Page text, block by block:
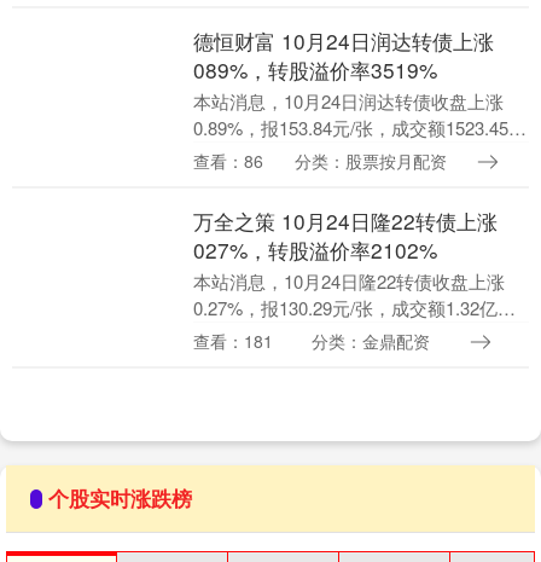
德恒财富 10月24日润达转债上涨
089%，转股溢价率3519%
本站消息，10月24日润达转债收盘上涨
0.89%，报153.84元/张，成交额1523.45万
元，转股溢价率35.19%。 资料显示，润达
查看：86 分类：股票按月配资
万全之策 10月24日隆22转债上涨
027%，转股溢价率2102%
本站消息，10月24日隆22转债收盘上涨
0.27%，报130.29元/张，成交额1.32亿
元，转股溢价率21.02%。 资料显示，隆
查看：181 分类：金鼎配资
个股实时涨跌榜